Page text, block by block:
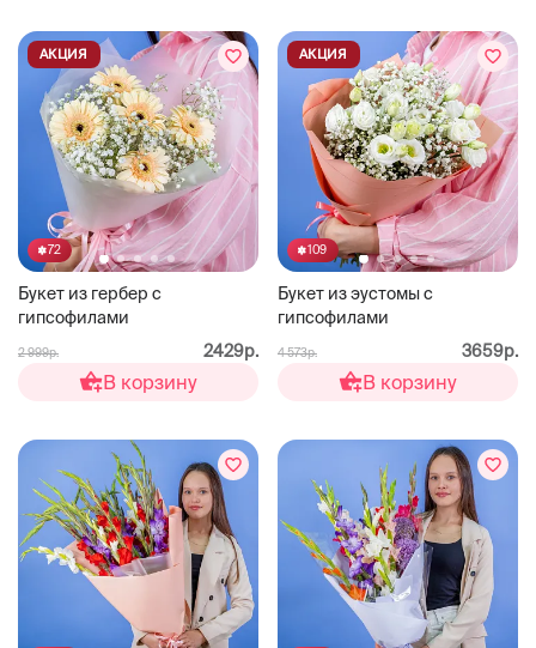
72
Букет из гербер с
гипсофилами
АКЦИЯ
2 999р. 2429р.
В корзину
109
Букет из эустомы с
гипсофилами
АКЦИЯ
4 573р. 3659р.
В корзину